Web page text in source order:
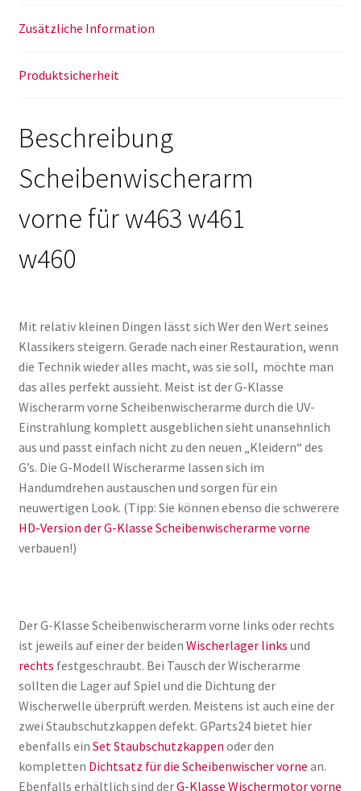
Zusätzliche Information
Produktsicherheit
Beschreibung
Scheibenwischerarm
vorne für w463 w461
w460
Mit relativ kleinen Dingen lässt sich Wer den Wert seines
Klassikers steigern. Gerade nach einer Restauration, wenn
die Technik wieder alles macht, was sie soll, möchte man
das alles perfekt aussieht. Meist ist der G-Klasse
Wischerarm vorne Scheibenwischerarme durch die UV-
Einstrahlung komplett ausgeblichen sieht unansehnlich
aus und passt einfach nicht zu den neuen „Kleidern“ des
G’s. Die G-Modell Wischerarme lassen sich im
Handumdrehen austauschen und sorgen für ein
neuwertigen Look. (Tipp: Sie können ebenso die schwerere
HD-Version der G-Klasse Scheibenwischerarme vorne
verbauen!)
Der G-Klasse Scheibenwischerarm vorne links oder rechts
ist jeweils auf einer der beiden Wischerlager links und
rechts festgeschraubt. Bei Tausch der Wischerarme
sollten die Lager auf Spiel und die Dichtung der
Wischerwelle überprüft werden. Meistens ist auch eine der
zwei Staubschutzkappen defekt. GParts24 bietet hier
ebenfalls ein Set Staubschutzkappen oder den
kompletten Dichtsatz für die Scheibenwischer vorne an.
Ebenfalls erhältlich sind derG-Klasse Wischermotor vorne